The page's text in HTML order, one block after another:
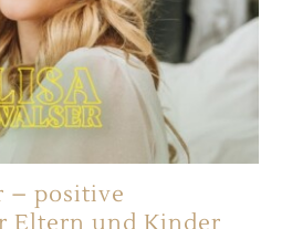
– positive